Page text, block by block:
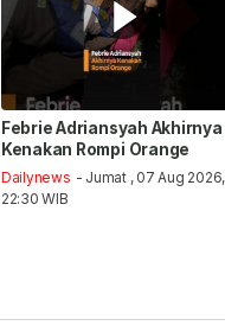
Febrie Adriansyah Akhirnya
Kenakan Rompi Orange
Dailynews - Jumat , 07 Aug 2026,
22:30 WIB